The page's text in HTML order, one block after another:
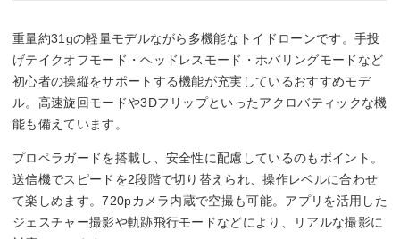
重量約31gの軽量モデルながら多機能なトイドローンです。手投
げテイクオフモード・ヘッドレスモード・ホバリングモードなど
初心者の操縦をサポートする機能が充実しているおすすめモデ
ル。高速旋回モードや3Dフリップといったアクロバティックな機
能も備えています。
プロペラガードを搭載し、安全性に配慮しているのもポイント。
送信機でスピードを2段階で切り替えられ、操作レベルに合わせ
て楽しめます。720pカメラ内蔵で空撮も可能。アプリを活用した
ジェスチャー撮影や軌跡飛行モードなどにより、リアルな撮影に